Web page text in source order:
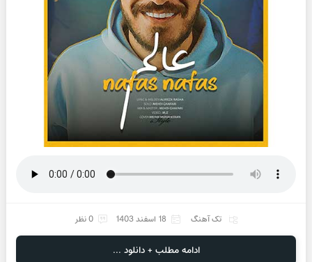
تک آهنگ 18 اسفند 1403 0 نظر
ادامه مطلب + دانلود ...